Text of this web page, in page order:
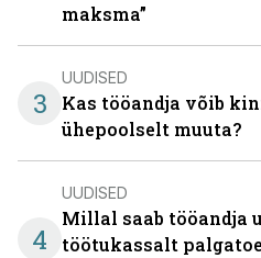
maksma”
3
UUDISED
Kas tööandja võib
ühepoolselt muuta?
4
UUDISED
Millal saab tööandja
töötukassalt